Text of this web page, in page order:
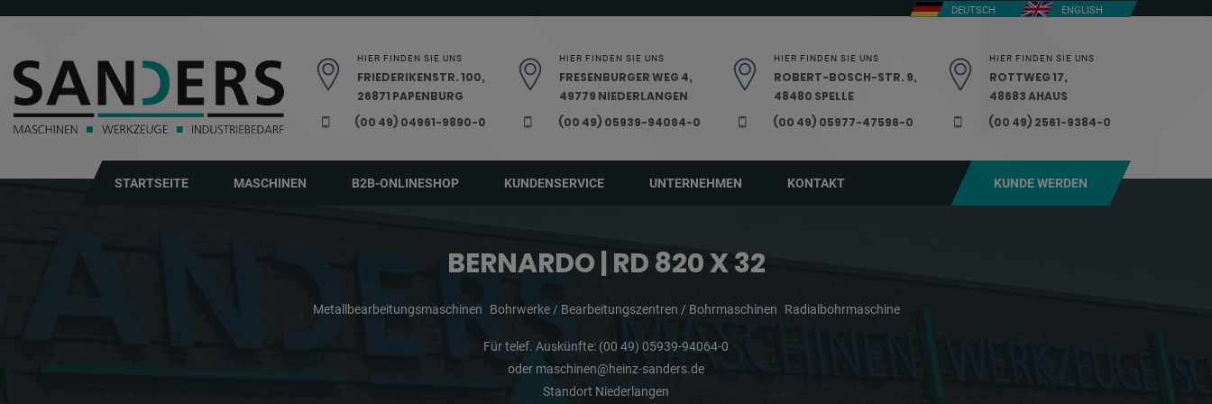
DEUTSCH ENGLISH
HIER FINDEN SIE UNS
FRIEDERIKENSTR. 100,
26871 PAPENBURG
(00 49) 04961-9890-0
HIER FINDEN SIE UNS
FRESENBURGER WEG 4,
49779 NIEDERLANGEN
(00 49) 05939-94064-0
HIER FINDEN SIE UNS
ROBERT-BOSCH-STR. 9,
48480 SPELLE
(00 49) 05977-47596-0
HIER FINDEN SIE UNS
ROTTWEG 17,
48683 AHAUS
(00 49) 2561-9384-0
STARTSEITE MASCHINEN B2B-ONLINESHOP KUNDENSERVICE UNTERNEHMEN KONTAKT KUNDE WERDEN
BERNARDO | RD 820 X 32
Metallbearbeitungsmaschinen Bohrwerke / Bearbeitungszentren / Bohrmaschinen Radialbohrmaschine
Für telef. Auskünfte: (00 49) 05939-94064-0
oder maschinen@heinz-sanders.de
Standort Niederlangen